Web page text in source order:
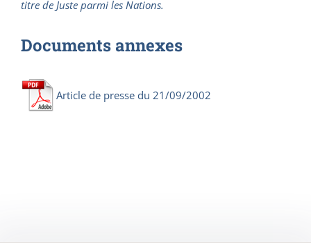
titre de Juste parmi les Nations.
Documents annexes
Article de presse du 21/09/2002